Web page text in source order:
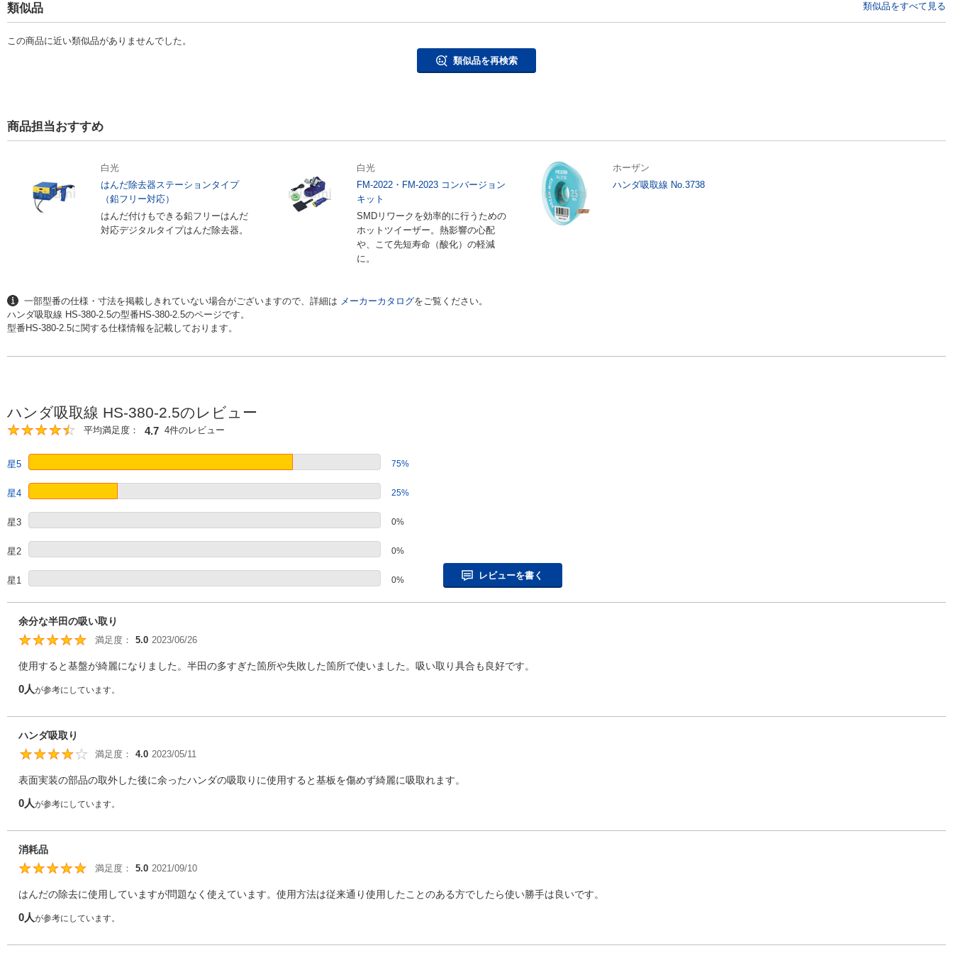
類似品 類似品をすべて見る
この商品に近い類似品がありませんでした。
類似品を再検索
商品担当おすすめ
白光
はんだ除去器ステーションタイプ
（鉛フリー対応）
はんだ付けもできる鉛フリーはんだ
対応デジタルタイプはんだ除去器。
白光
FM-2022・FM-2023 コンバージョン
キット
SMDリワークを効率的に行うための
ホットツイーザー。熱影響の心配
や、こて先短寿命（酸化）の軽減
に。
ホーザン
ハンダ吸取線 No.3738
一部型番の仕様・寸法を掲載しきれていない場合がございますので、詳細は メーカーカタログをご覧ください。
ハンダ吸取線 HS-380-2.5の型番HS-380-2.5のページです。
型番HS-380-2.5に関する仕様情報を記載しております。
ハンダ吸取線 HS-380-2.5のレビュー
4.7
平均満足度： 4.7 4件のレビュー
星5 75%
星4 25%
星3 0%
星2 0%
星1 0% レビューを書く
余分な半田の吸い取り
5
満足度： 5.0 2023/06/26
使用すると基盤が綺麗になりました。半田の多すぎた箇所や失敗した箇所で使いました。吸い取り具合も良好です。
0人が参考にしています。
ハンダ吸取り
4
満足度： 4.0 2023/05/11
表面実装の部品の取外した後に余ったハンダの吸取りに使用すると基板を傷めず綺麗に吸取れます。
0人が参考にしています。
消耗品
5
満足度： 5.0 2021/09/10
はんだの除去に使用していますが問題なく使えています。使用方法は従来通り使用したことのある方でしたら使い勝手は良いです。
0人が参考にしています。